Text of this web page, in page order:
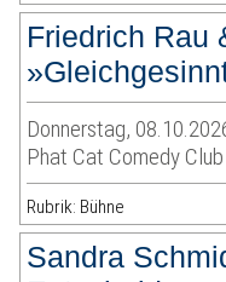
Friedrich Rau
Donnerstag,
Phat Cat Comedy
Rubrik: Bühne
Sandra